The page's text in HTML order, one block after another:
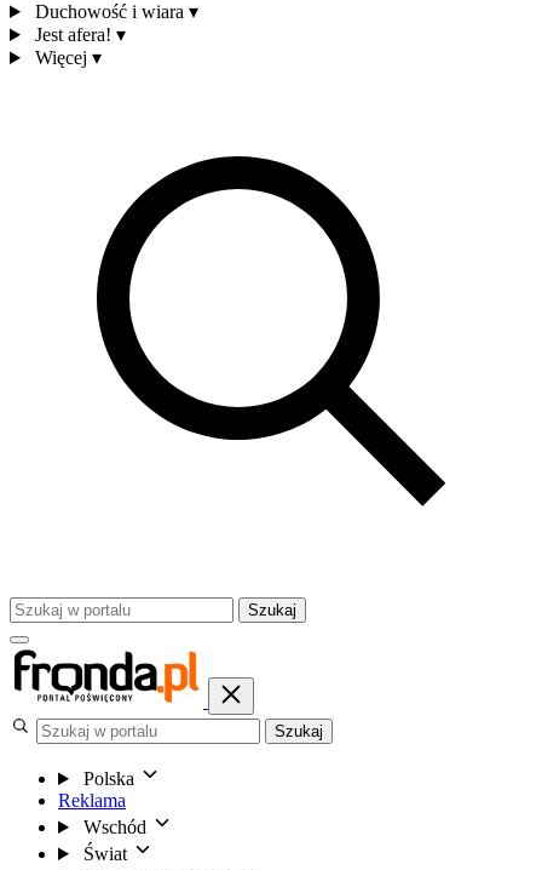
Duchowość i wiara ▾
Jest afera! ▾
Więcej ▾
Szukaj
Szukaj
Polska
Reklama
Wschód
Świat